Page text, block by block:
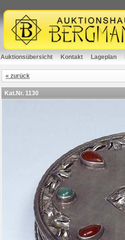
Auktionsübersicht Kontakt Lageplan
« zurück
Kat.Nr. 1130